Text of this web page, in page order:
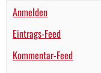
Anmelden
Eintrags-Feed
Kommentar-Feed